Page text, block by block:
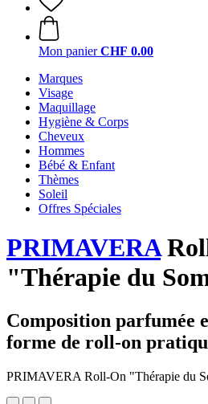
Mon panier CHF 0.00
Marques
Visage
Maquillage
Hygiène & Corps
Cheveux
Hommes
Bébé & Enfant
Thèmes
Soleil
Offres Spéciales
PRIMAVERA
"Thérapie du
Composition parfumée
forme de roll-on
PRIMAVERA Roll-On "Thérapie du